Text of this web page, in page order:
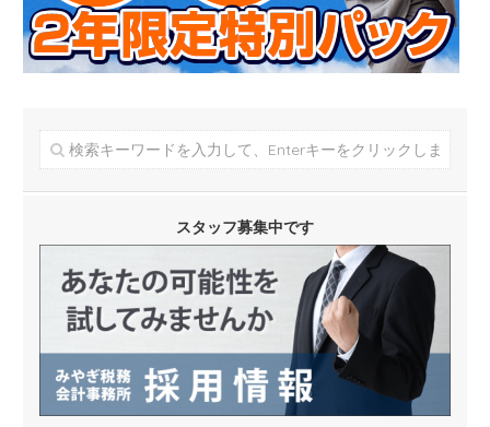
スタッフ募集中です